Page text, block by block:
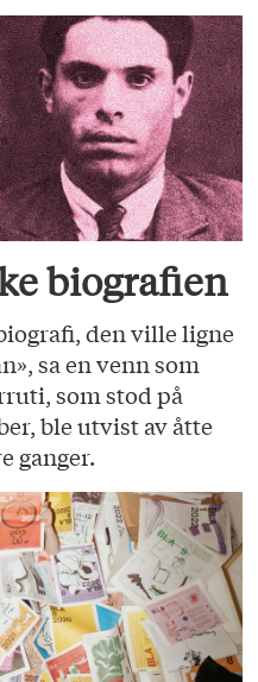
biografien
den ville ligne
sa en venn som
som stod på
ble utvist av åtte
ganger.